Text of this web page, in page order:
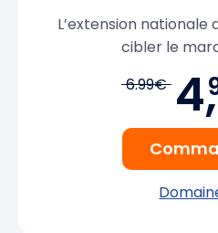
L’extension nationale
cibler le
6.99€ 4,